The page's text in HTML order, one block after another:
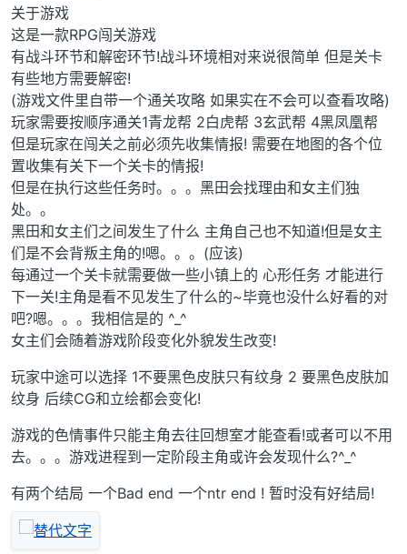
关于游戏
这是一款RPG闯关游戏
有战斗环节和解密环节!战斗环境相对来说很简单 但是关卡
有些地方需要解密!
(游戏文件里自带一个通关攻略 如果实在不会可以查看攻略)
玩家需要按顺序通关1青龙帮 2白虎帮 3玄武帮 4黑凤凰帮
但是玩家在闯关之前必须先收集情报! 需要在地图的各个位
置收集有关下一个关卡的情报!
但是在执行这些任务时。。。黑田会找理由和女主们独
处。。
黑田和女主们之间发生了什么 主角自己也不知道!但是女主
们是不会背叛主角的!嗯。。。(应该)
每通过一个关卡就需要做一些小镇上的 心形任务 才能进行
下一关!主角是看不见发生了什么的~毕竟也没什么好看的对
吧?嗯。。。我相信是的 ^_^
女主们会随着游戏阶段变化外貌发生改变!
玩家中途可以选择 1不要黑色皮肤只有纹身 2 要黑色皮肤加
纹身 后续CG和立绘都会变化!
游戏的色情事件只能主角去往回想室才能查看!或者可以不用
去。。。游戏进程到一定阶段主角或许会发现什么?^_^
有两个结局 一个Bad end 一个ntr end ! 暂时没有好结局!